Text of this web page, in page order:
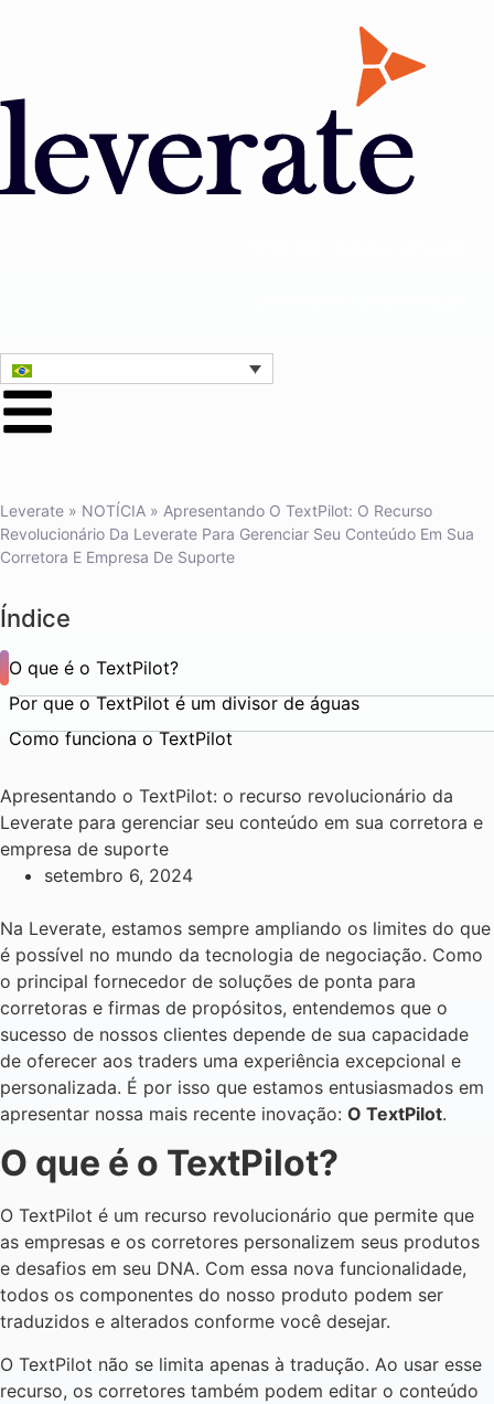
Leverate » NOTÍCIA » Apresentando O TextPilot: O Recurso
Revolucionário Da Leverate Para Gerenciar Seu Conteúdo Em Sua
Corretora E Empresa De Suporte
Índice
O que é o TextPilot?
Por que o TextPilot é um divisor de águas
Como funciona o TextPilot
Apresentando o TextPilot: o recurso revolucionário da
Leverate para gerenciar seu conteúdo em sua corretora e
empresa de suporte
setembro 6, 2024
Na Leverate, estamos sempre ampliando os limites do que
é possível no mundo da tecnologia de negociação. Como
o principal fornecedor de soluções de ponta para
corretoras e firmas de propósitos, entendemos que o
sucesso de nossos clientes depende de sua capacidade
de oferecer aos traders uma experiência excepcional e
personalizada. É por isso que estamos entusiasmados em
apresentar nossa mais recente inovação: O TextPilot.
O que é o TextPilot?
O TextPilot é um recurso revolucionário que permite que
as empresas e os corretores personalizem seus produtos
e desafios em seu DNA. Com essa nova funcionalidade,
todos os componentes do nosso produto podem ser
traduzidos e alterados conforme você desejar.
O TextPilot não se limita apenas à tradução. Ao usar esse
recurso, os corretores também podem editar o conteúdo